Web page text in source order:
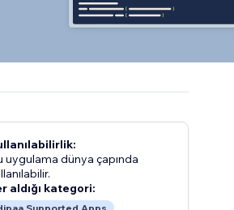
uygulama dünya çapında
aldığı kategori:
Supported Apps